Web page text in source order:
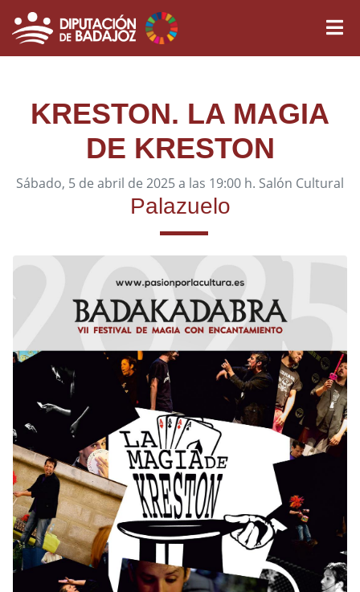
KRESTON. LA MAGIA
DE KRESTON
Sábado, 5 de abril de 2025 a las 19:00 h. Salón Cultural
Palazuelo